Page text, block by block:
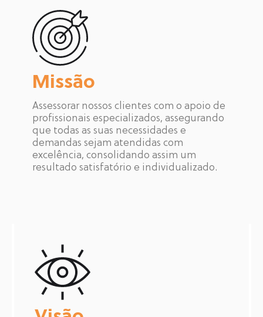
Missão
Assessorar nossos clientes com o apoio de
profissionais especializados, assegurando
que todas as suas necessidades e
demandas sejam atendidas com
excelência, consolidando assim um
resultado satisfatório e individualizado.